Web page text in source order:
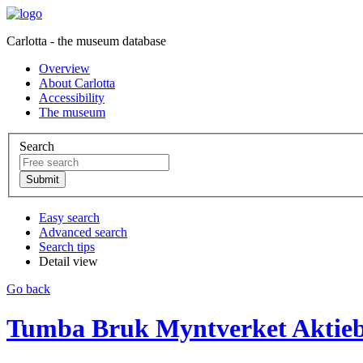
Carlotta - the museum database
Overview
About Carlotta
Accessibility
The museum
Search
Easy search
Advanced search
Search tips
Detail view
Go back
Tumba Bruk Myntverket